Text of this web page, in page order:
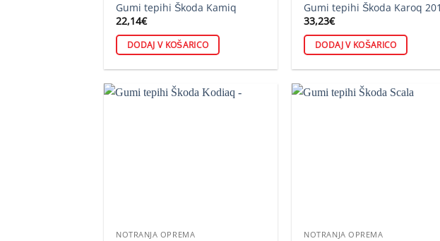
Gumi tepihi Škoda Kamiq
22,14€
DODAJ V KOŠARICO
Gumi tepihi Škoda Karoq
33,23€
DODAJ V KOŠARICO
NOTRANJA OPREMA NOTRANJA OPREMA